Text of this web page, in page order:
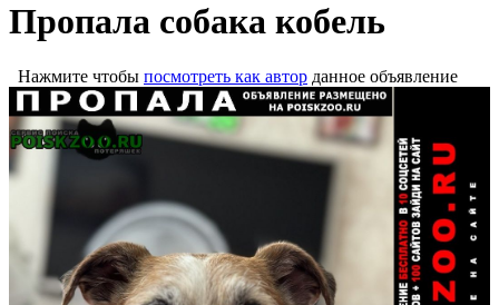
Пропала собака кобель
Нажмите чтобы посмотреть как автор данное объявление